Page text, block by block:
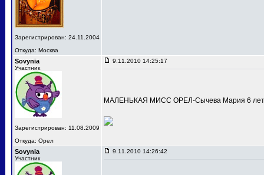
Зарегистрирован: 24.11.2004
Откуда: Москва
Sovynia
Участник
Зарегистрирован: 11.08.2009
Откуда: Орел
9.11.2010 14:25:17
МАЛЕНЬКАЯ МИСС ОРЕЛ-Сычева Мария 6
Sovynia
Участник
9.11.2010 14:26:42